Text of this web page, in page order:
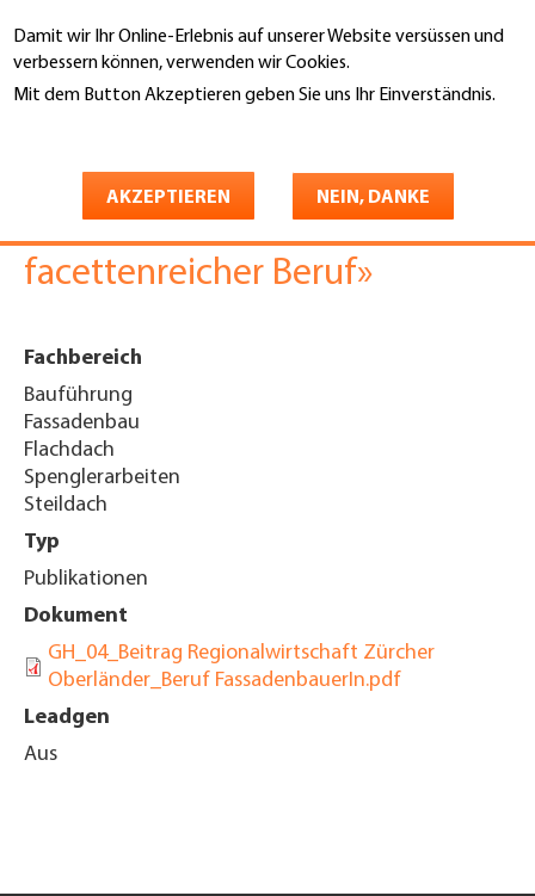
Damit wir Ihr Online-Erlebnis auf unserer Website versüssen und
verbessern können, verwenden wir Cookies.
Mit dem Button Akzeptieren geben Sie uns Ihr Einverständnis.
AKZEPTIEREN NEIN, DANKE
zum
Inhalt
Beitrag Zürcher Oberländer 12-
23 «Fassadenbauer*in ein
facettenreicher Beruf»
Fachbereich
Bauführung
Fassadenbau
Flachdach
Spenglerarbeiten
Steildach
Typ
Publikationen
Dokument
GH_04_Beitrag Regionalwirtschaft Zürcher
Oberländer_Beruf FassadenbauerIn.pdf
Leadgen
Aus